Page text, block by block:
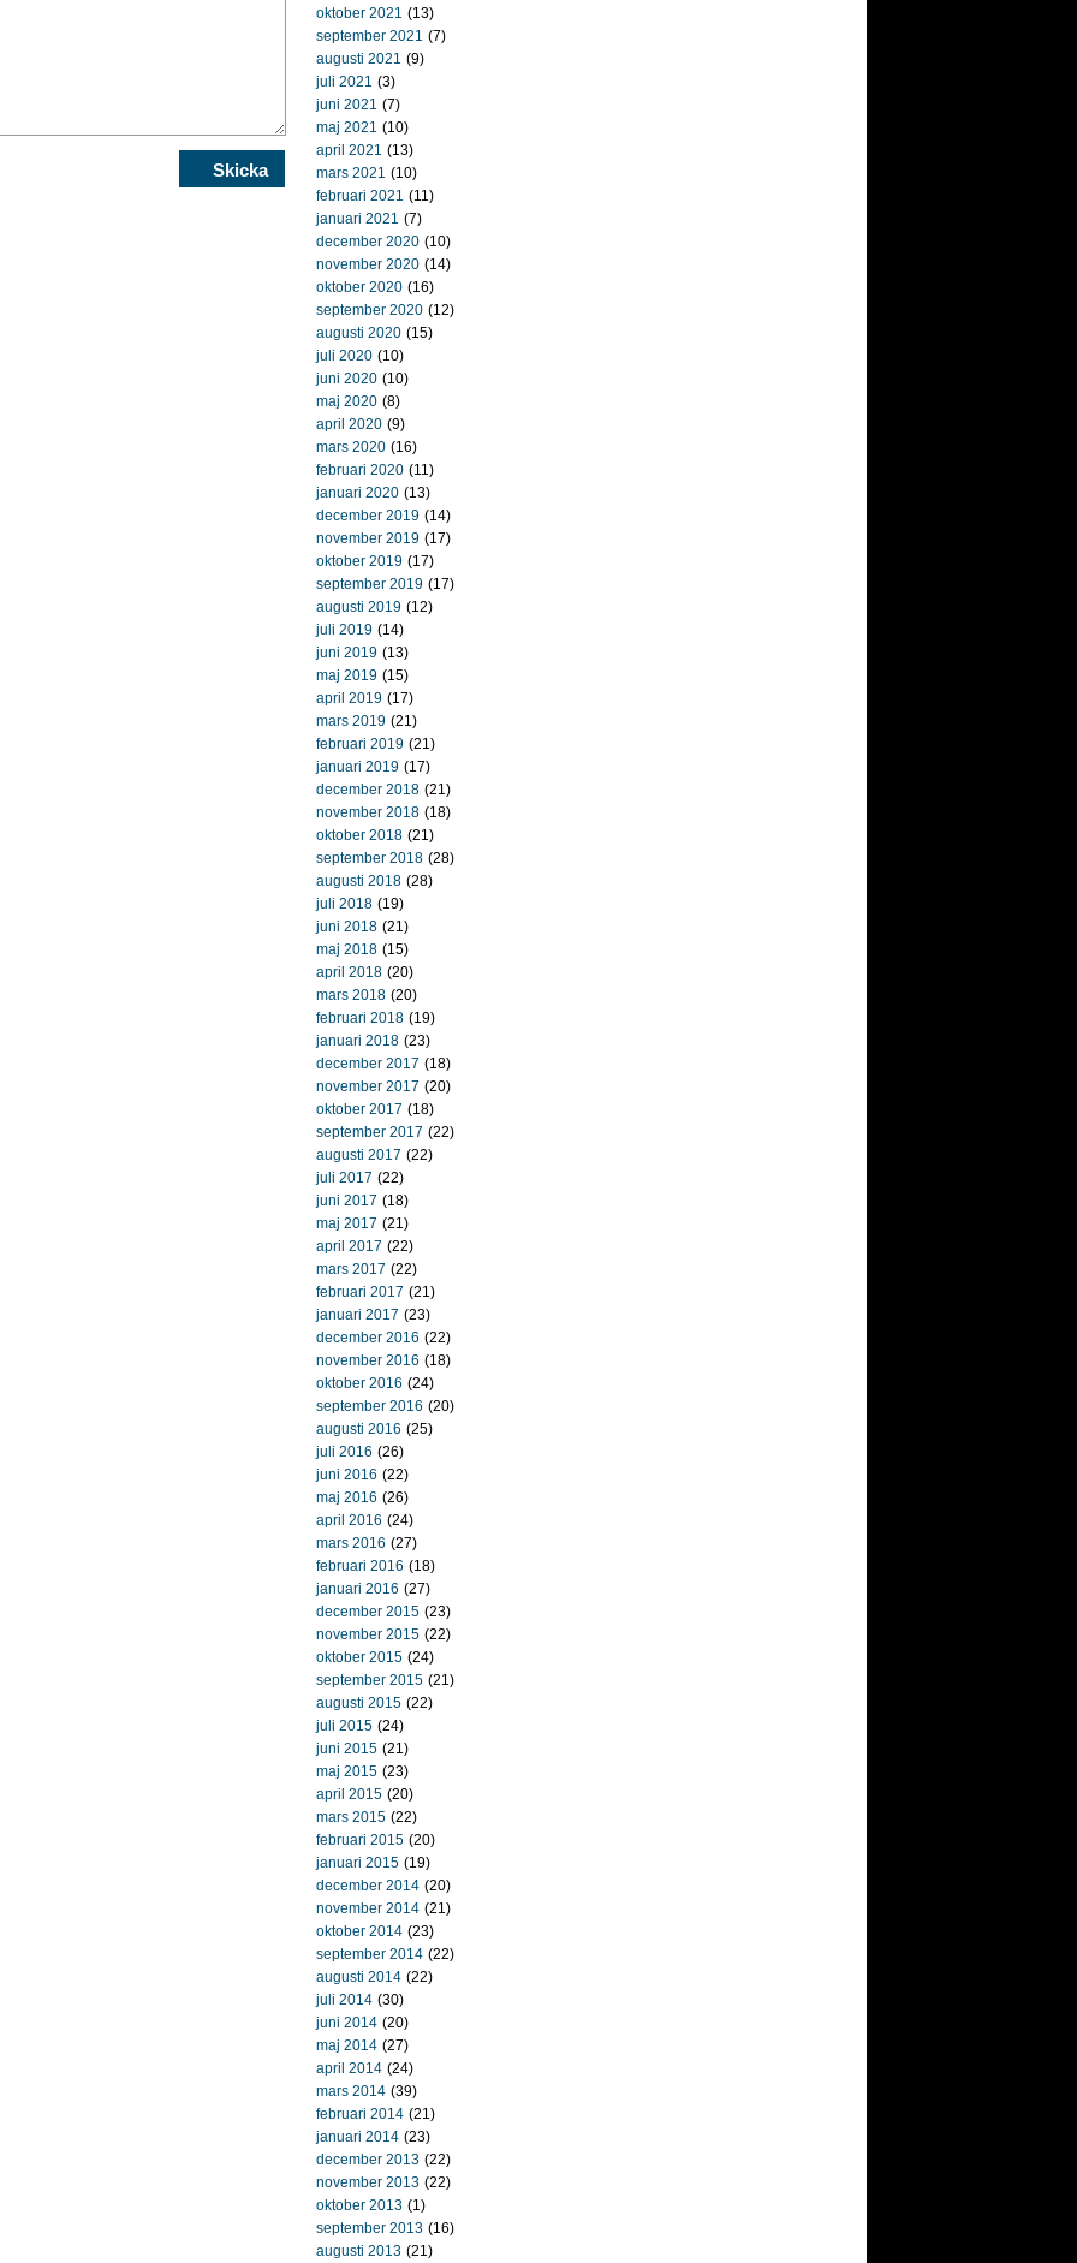
oktober 2021 (13)
september 2021 (7)
augusti 2021 (9)
juli 2021 (3)
juni 2021 (7)
maj 2021 (10)
april 2021 (13)
mars 2021 (10)
februari 2021 (11)
januari 2021 (7)
december 2020 (10)
november 2020 (14)
oktober 2020 (16)
september 2020 (12)
augusti 2020 (15)
juli 2020 (10)
juni 2020 (10)
maj 2020 (8)
april 2020 (9)
mars 2020 (16)
februari 2020 (11)
januari 2020 (13)
december 2019 (14)
november 2019 (17)
oktober 2019 (17)
september 2019 (17)
augusti 2019 (12)
juli 2019 (14)
juni 2019 (13)
maj 2019 (15)
april 2019 (17)
mars 2019 (21)
februari 2019 (21)
januari 2019 (17)
december 2018 (21)
november 2018 (18)
oktober 2018 (21)
september 2018 (28)
augusti 2018 (28)
juli 2018 (19)
juni 2018 (21)
maj 2018 (15)
april 2018 (20)
mars 2018 (20)
februari 2018 (19)
januari 2018 (23)
december 2017 (18)
november 2017 (20)
oktober 2017 (18)
september 2017 (22)
augusti 2017 (22)
juli 2017 (22)
juni 2017 (18)
maj 2017 (21)
april 2017 (22)
mars 2017 (22)
februari 2017 (21)
januari 2017 (23)
december 2016 (22)
november 2016 (18)
oktober 2016 (24)
september 2016 (20)
augusti 2016 (25)
juli 2016 (26)
juni 2016 (22)
maj 2016 (26)
april 2016 (24)
mars 2016 (27)
februari 2016 (18)
januari 2016 (27)
december 2015 (23)
november 2015 (22)
oktober 2015 (24)
september 2015 (21)
augusti 2015 (22)
juli 2015 (24)
juni 2015 (21)
maj 2015 (23)
april 2015 (20)
mars 2015 (22)
februari 2015 (20)
januari 2015 (19)
december 2014 (20)
november 2014 (21)
oktober 2014 (23)
september 2014 (22)
augusti 2014 (22)
juli 2014 (30)
juni 2014 (20)
maj 2014 (27)
april 2014 (24)
mars 2014 (39)
februari 2014 (21)
januari 2014 (23)
december 2013 (22)
november 2013 (22)
oktober 2013 (1)
september 2013 (16)
augusti 2013 (21)